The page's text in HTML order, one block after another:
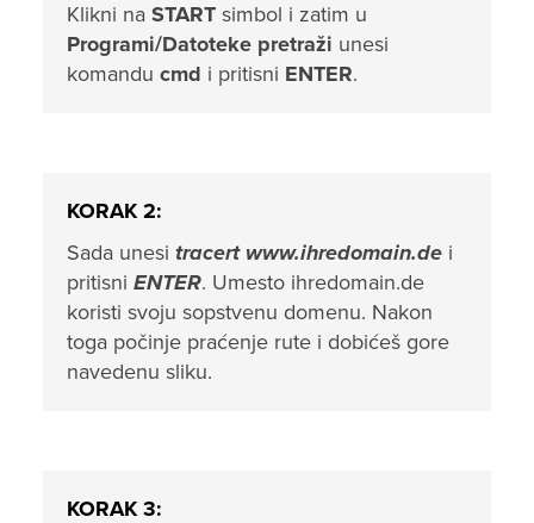
Klikni na START simbol i zatim u
Programi/Datoteke pretraži unesi
komandu cmd i pritisni ENTER.
KORAK 2:
Sada unesi tracert www.ihredomain.de i
pritisni ENTER. Umesto ihredomain.de
koristi svoju sopstvenu domenu. Nakon
toga počinje praćenje rute i dobićeš gore
navedenu sliku.
KORAK 3: